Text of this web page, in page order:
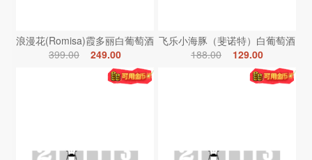
浪漫花(Romisa)霞多丽白葡萄酒
399.00
249.00
飞乐小海豚（斐诺特）白葡萄酒
188.00
129.00